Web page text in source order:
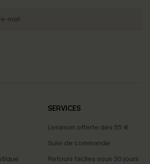
SERVICES
Livraison offerte dès 55 €
Suivi de commande
Retours faciles sous 30 jours